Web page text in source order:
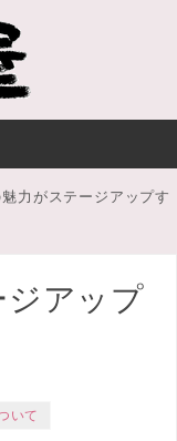
力がステージアップす
ジアップ
いて